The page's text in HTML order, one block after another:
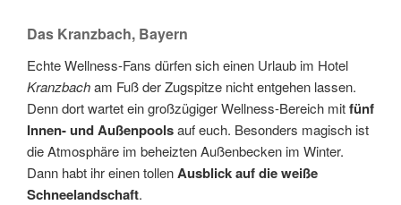
Das Kranzbach, Bayern
Echte Wellness-Fans dürfen sich einen Urlaub im Hotel
Kranzbacham Fuß der Zugspitze nicht entgehen lassen.
Denn dort wartet ein großzügiger Wellness-Bereich mitfünf
Innen- und Außenpoolsauf euch. Besonders magisch ist
die Atmosphäre im beheizten Außenbecken im Winter.
Dann habt ihr einen tollenAusblick auf die weiße
Schneelandschaft.